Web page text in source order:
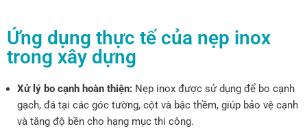
Ứng dụng thực tế của nẹp inox
trong xây dựng
Xử lý bo cạnh hoàn thiện: Nẹp inox được sử dụng để bo cạnh
gạch, đá tại các góc tường, cột và bậc thềm, giúp bảo vệ cạnh
và tăng độ bền cho hạng mục thi công.